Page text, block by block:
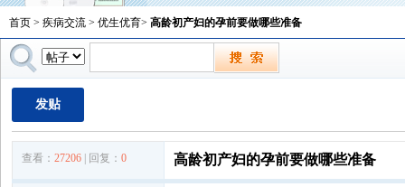
首页 > 疾病交流 > 优生优育> 高龄初产妇的孕前要做哪些准备
发贴
查看： 27206 | 回复： 0 高龄初产妇的孕前要做哪些准备